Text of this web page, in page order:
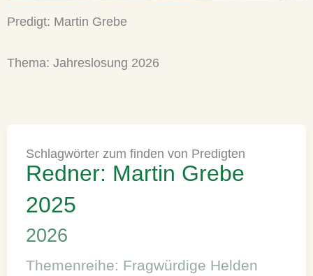
Predigt: Martin Grebe
Thema: Jahreslosung 2026
Schlagwörter zum finden von Predigten
Redner: Martin Grebe
2025
2026
Themenreihe: Fragwürdige Helden